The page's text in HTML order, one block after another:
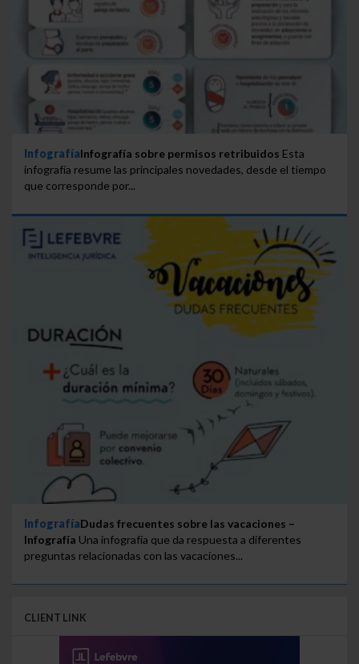
InfografíaInfografía sobre permisos retribuidos Esta
infografía resume las principales novedades, desde el tiempo
que corresponde por...
InfografíaDudas frecuentes sobre las vacaciones –
Infografía Una infografía que da respuesta a diferentes
preguntas relacionadas con las vacaciones...
CLIENT LINK